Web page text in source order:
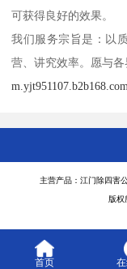
可获得良好的效果。
我们服务宗旨是：以
营、讲究效率。愿与
主营产品：江门除四害
版权
首页